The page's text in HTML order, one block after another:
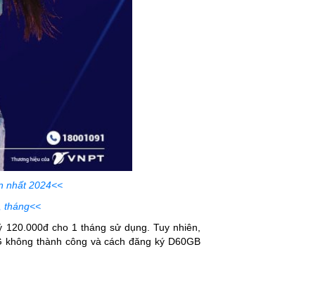
nhất 2024<<
tháng<<
cho 1 tháng sử dụng. Tuy nhiên,
thành công và cách đăng ký D60GB